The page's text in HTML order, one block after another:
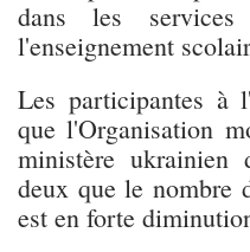
dans les
l'enseignement
Les participantes à
que l'Organisation
ministère ukrainien
deux que le nombre
est en forte